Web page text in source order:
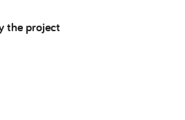
the project